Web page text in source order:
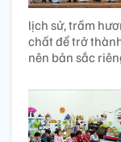
lịch sử, trầm
chất để trở
nên bản sắc